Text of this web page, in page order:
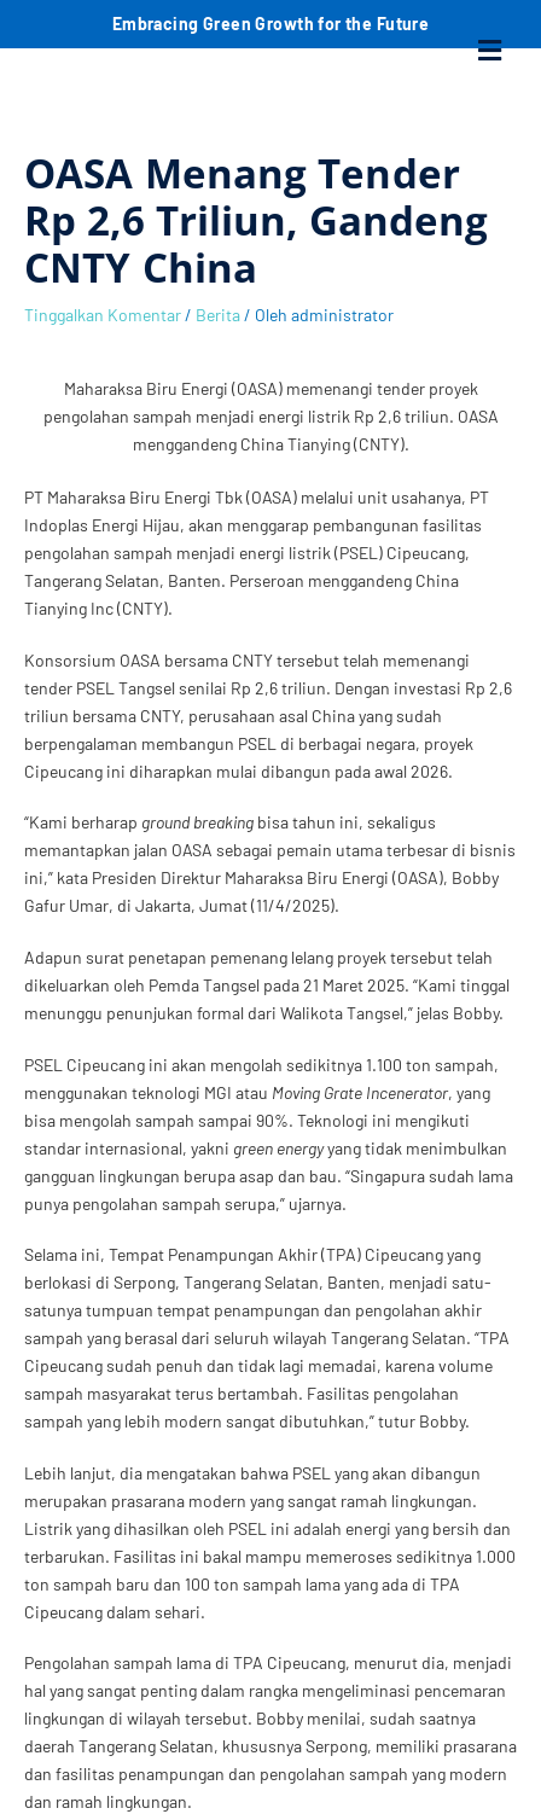
Embracing Green Growth for the Future Menu
OASA Menang Tender
Rp 2,6 Triliun, Gandeng
CNTY China
Tinggalkan Komentar/ Berita/ Oleh administrator
Maharaksa Biru Energi (OASA) memenangi tender proyek
pengolahan sampah menjadi energi listrik Rp 2,6 triliun. OASA
menggandeng China Tianying (CNTY).
PT Maharaksa Biru Energi Tbk (OASA) melalui unit usahanya, PT
Indoplas Energi Hijau, akan menggarap pembangunan fasilitas
pengolahan sampah menjadi energi listrik (PSEL) Cipeucang,
Tangerang Selatan, Banten. Perseroan menggandeng China
Tianying Inc (CNTY).
Konsorsium OASA bersama CNTY tersebut telah memenangi
tender PSEL Tangsel senilai Rp 2,6 triliun. Dengan investasi Rp 2,6
triliun bersama CNTY, perusahaan asal China yang sudah
berpengalaman membangun PSEL di berbagai negara, proyek
Cipeucang ini diharapkan mulai dibangun pada awal 2026.
“Kami berharap ground breaking bisa tahun ini, sekaligus
memantapkan jalan OASA sebagai pemain utama terbesar di bisnis
ini,” kata Presiden Direktur Maharaksa Biru Energi (OASA), Bobby
Gafur Umar, di Jakarta, Jumat (11/4/2025).
Adapun surat penetapan pemenang lelang proyek tersebut telah
dikeluarkan oleh Pemda Tangsel pada 21 Maret 2025. “Kami tinggal
menunggu penunjukan formal dari Walikota Tangsel,” jelas Bobby.
PSEL Cipeucang ini akan mengolah sedikitnya 1.100 ton sampah,
menggunakan teknologi MGI atau Moving Grate Incenerator, yang
bisa mengolah sampah sampai 90%. Teknologi ini mengikuti
standar internasional, yakni green energyyang tidak menimbulkan
gangguan lingkungan berupa asap dan bau. “Singapura sudah lama
punya pengolahan sampah serupa,” ujarnya.
Selama ini, Tempat Penampungan Akhir (TPA) Cipeucang yang
berlokasi di Serpong, Tangerang Selatan, Banten, menjadi satu-
satunya tumpuan tempat penampungan dan pengolahan akhir
sampah yang berasal dari seluruh wilayah Tangerang Selatan. “TPA
Cipeucang sudah penuh dan tidak lagi memadai, karena volume
sampah masyarakat terus bertambah. Fasilitas pengolahan
sampah yang lebih modern sangat dibutuhkan,” tutur Bobby.
Lebih lanjut, dia mengatakan bahwa PSEL yang akan dibangun
merupakan prasarana modern yang sangat ramah lingkungan.
Listrik yang dihasilkan oleh PSEL ini adalah energi yang bersih dan
terbarukan. Fasilitas ini bakal mampu memeroses sedikitnya 1.000
ton sampah baru dan 100 ton sampah lama yang ada di TPA
Cipeucang dalam sehari.
Pengolahan sampah lama di TPA Cipeucang, menurut dia, menjadi
hal yang sangat penting dalam rangka mengeliminasi pencemaran
lingkungan di wilayah tersebut. Bobby menilai, sudah saatnya
daerah Tangerang Selatan, khususnya Serpong, memiliki prasarana
dan fasilitas penampungan dan pengolahan sampah yang modern
dan ramah lingkungan.
i